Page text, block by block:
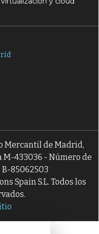
Mercantil de Madrid,
M-433036 - Número de
85062503
Spain S.L. Todos los